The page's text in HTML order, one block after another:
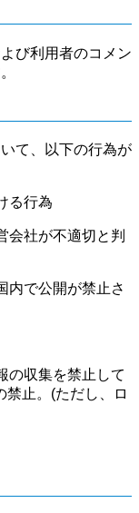
び利用者のコメン
て、以下の行為が
る行為
会社が不適切と判
内で公開が禁止さ
の収集を禁止して
禁止。(ただし、ロ